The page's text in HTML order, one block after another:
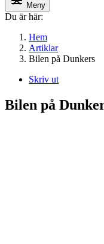
Meny
Du är här:
Hem
Artiklar
Bilen på Dunkers
Skriv ut
Bilen på